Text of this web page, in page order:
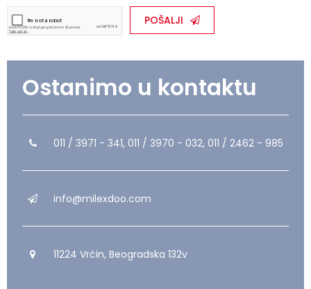
POŠALJI
Ostanimo u kontaktu
011 / 3971 - 341, 011 / 3970 - 032, 011 / 2462 - 985
info@milexdoo.com
11224 Vrčin, Beogradska 132v